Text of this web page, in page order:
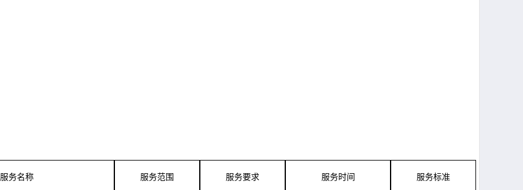
服务名称 服务范围 服务要求 服务时间 服务标准